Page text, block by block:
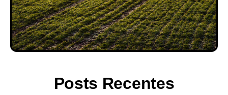
Posts Recentes